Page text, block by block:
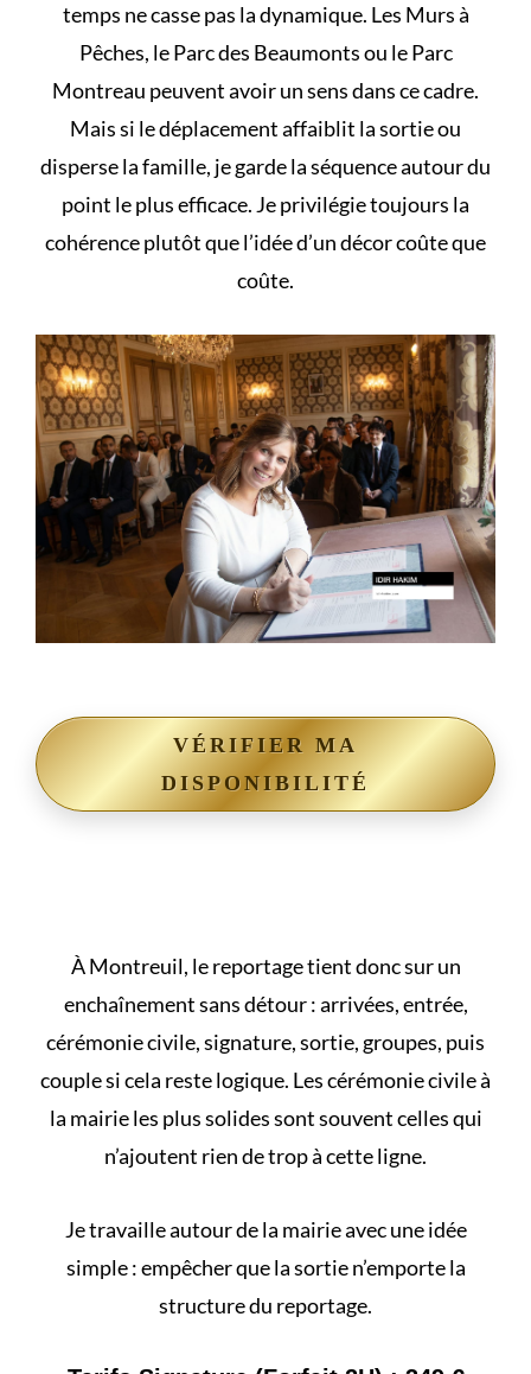
temps ne casse pas la dynamique. Les Murs à
Pêches, le Parc des Beaumonts ou le Parc
Montreau peuvent avoir un sens dans ce cadre.
Mais si le déplacement affaiblit la sortie ou
disperse la famille, je garde la séquence autour du
point le plus efficace. Je privilégie toujours la
cohérence plutôt que l’idée d’un décor coûte que
coûte.
VÉRIFIER MA
DISPONIBILITÉ
À Montreuil, le reportage tient donc sur un
enchaînement sans détour : arrivées, entrée,
cérémonie civile, signature, sortie, groupes, puis
couple si cela reste logique. Lescérémonie civile à
la mairieles plus solides sont souvent celles qui
n’ajoutent rien de trop à cette ligne.
Je travaille autour de la mairie avec une idée
simple : empêcher que la sortie n’emporte la
structure du reportage.